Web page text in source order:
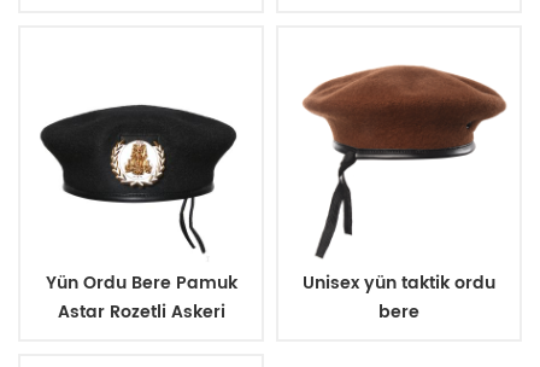
Yün Ordu Bere Pamuk
Astar Rozetli Askeri
Unisex yün taktik ordu
bere